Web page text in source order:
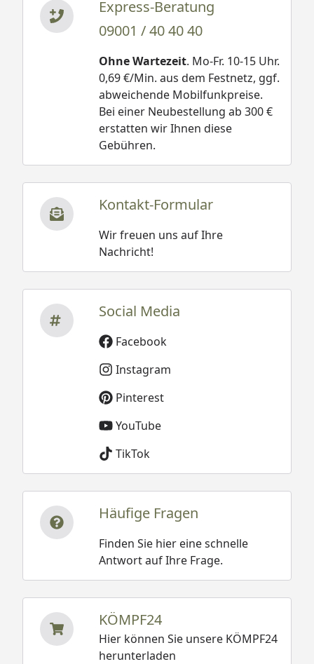
Express-Beratung
09001 / 40 40 40
Ohne Wartezeit. Mo-Fr. 10-15 Uhr.
0,69 €/Min. aus dem Festnetz, ggf.
abweichende Mobilfunkpreise.
Bei einer Neubestellung ab 300 €
erstatten wir Ihnen diese
Gebühren.
Kontakt-Formular
Wir freuen uns auf Ihre
Nachricht!
Social Media
Facebook
Instagram
Pinterest
YouTube
TikTok
Häufige Fragen
Finden Sie hier eine schnelle
Antwort auf Ihre Frage.
KÖMPF24
Hier können Sie unsere KÖMPF24
herunterladen